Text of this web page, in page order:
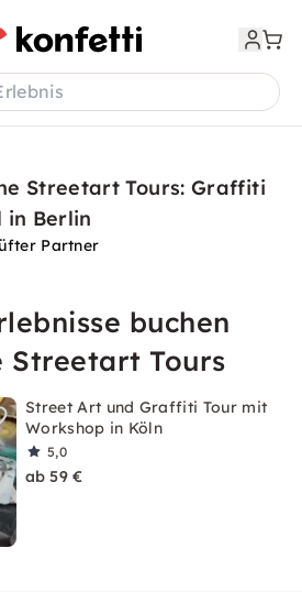
Streetart Tours: Graffiti
in Berlin
Partner
buchen
Streetart Tours
Street Art und Graffiti Tour mit
Workshop in Köln
5,0
ab 59 €